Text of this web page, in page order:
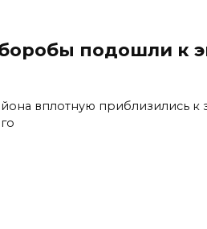
подошли к
вплотную приблизились к